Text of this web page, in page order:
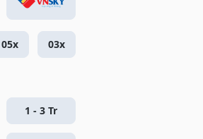
05x 03x
1 - 3 Tr